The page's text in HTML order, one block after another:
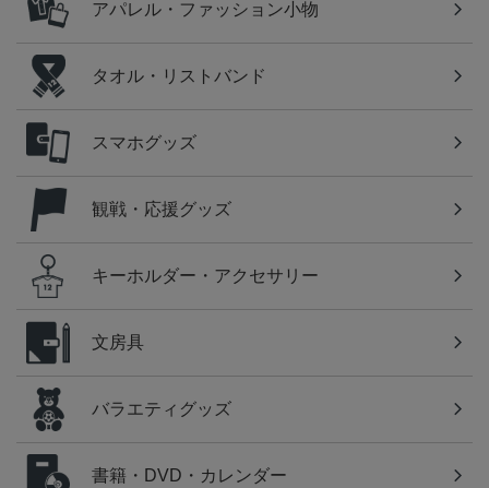
アパレル・ファッション小物
タオル・リストバンド
スマホグッズ
観戦・応援グッズ
キーホルダー・アクセサリー
文房具
バラエティグッズ
書籍・DVD・カレンダー